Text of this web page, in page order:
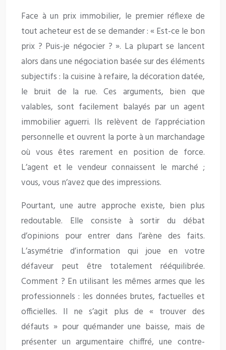
Face à un prix immobilier, le premier réflexe de
tout acheteur est de se demander : « Est-ce le bon
prix ? Puis-je négocier ? ». La plupart se lancent
alors dans une négociation basée sur des éléments
subjectifs : la cuisine à refaire, la décoration datée,
le bruit de la rue. Ces arguments, bien que
valables, sont facilement balayés par un agent
immobilier aguerri. Ils relèvent de l’appréciation
personnelle et ouvrent la porte à un marchandage
où vous êtes rarement en position de force.
L’agent et le vendeur connaissent le marché ;
vous, vous n’avez que des impressions.
Pourtant, une autre approche existe, bien plus
redoutable. Elle consiste à sortir du débat
d’opinions pour entrer dans l’arène des faits.
L’asymétrie d’information qui joue en votre
défaveur peut être totalement rééquilibrée.
Comment ? En utilisant les mêmes armes que les
professionnels : les données brutes, factuelles et
officielles. Il ne s’agit plus de « trouver des
défauts » pour quémander une baisse, mais de
présenter un argumentaire chiffré, une contre-